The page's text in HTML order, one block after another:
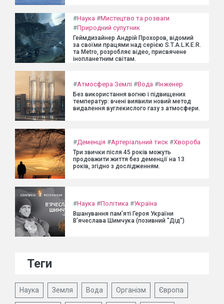
#Наука #Мистецтво та розваги
#Природний супутник
Геймдизайнер Андрій Прохоров, відомий
за своїми працями над серією S.T.A.L.K.E.R.
та Metro, розробляє відео, присвячене
інопланетним світам.
#Атмосфера Землі #Вода #Інженер
Без використання вогню і підвищених
температур: вчені виявили новий метод
видалення вуглекислого газу з атмосфери.
#Деменція #Артеріальний тиск #Хвороба
Три звички після 45 років можуть
продовжити життя без деменції на 13
років, згідно з дослідженням.
#Наука #Політика #Україна
Вшанування пам’яті Героя України
В'ячеслава Шимчука (позивний "Дід")
Теги
Наука Земля Вода Організм Європа